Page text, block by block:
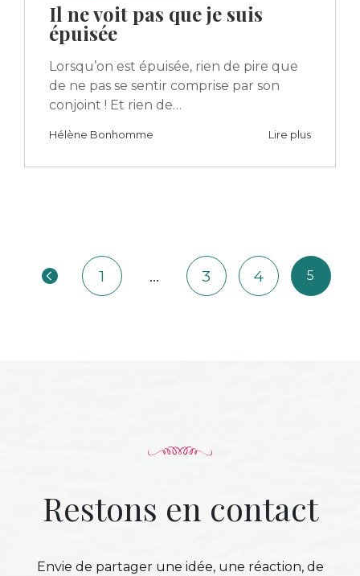
Il ne voit pas que je suis
épuisée
Lorsqu’on est épuisée, rien de pire que
de ne pas se sentir comprise par son
conjoint ! Et rien de…
Hélène Bonhomme Lire plus
1 … 3 4 5
Restons en contact
Envie de partager une idée, une réaction, de